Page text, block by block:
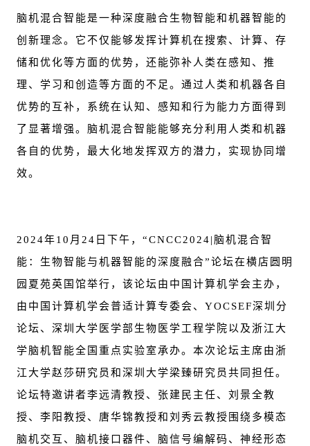
脑机混合智能是一种深度融合生物智能和机器智能的
创新理念。它不仅能够发挥计算机在搜索、计算、存
储和优化等方面的优势，还能弥补人类在感知、推
理、学习和创造等方面的不足。通过人类和机器各自
优势的互补，系统在认知、感知和行为能力方面得到
了显著增强。脑机混合智能能够充分利用人类和机器
各自的优势，最大化地发挥双方的潜力，实现协同增
效。
2024年10月24日下午，“CNCC2024|脑机混合智
能：生物智能与机器智能的深度融合”论坛在横店圆明
园夏苑英国馆举行，该论坛由中国计算机学会主办，
由中国计算机学会普适计算专委会、YOCSEF深圳分
论坛、深圳大学医学部生物医学工程学院以及浙江大
学脑机智能全国重点实验室承办。本次论坛主席由浙
江大学赵莎研究员和深圳大学梁臻研究员共同担任。
论坛特邀讲者李远清教授、张建民主任、刘景全教
授、李阳教授、唐华锦教授和刘秀云教授围绕多模态
脑机交互、脑机接口器件、脑信号编解码、神经形态